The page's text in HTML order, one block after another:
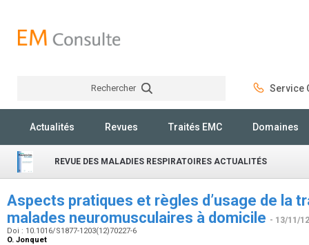
Rechercher Service
Actualités Revues Traités EMC Domaines
REVUE DES MALADIES RESPIRATOIRES ACTUALITÉS
Aspects pratiques et règles d’usage de la
malades neuromusculaires à domicile - 13/11/12
Doi : 10.1016/S1877-1203(12)70227-6
O. Jonquet